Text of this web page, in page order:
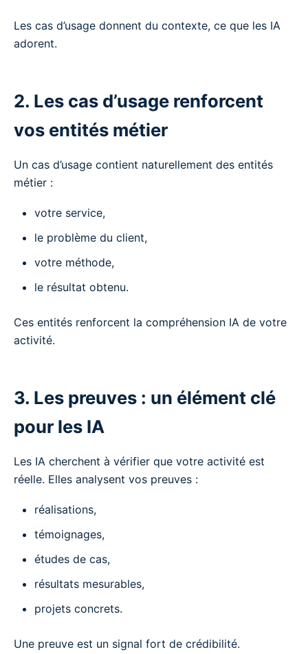
Les cas d’usage donnent du contexte, ce que les IA
adorent.
2. Les cas d’usage renforcent
vos entités métier
Un cas d’usage contient naturellement des entités
métier :
votre service,
le problème du client,
votre méthode,
le résultat obtenu.
Ces entités renforcent la compréhension IA de votre
activité.
3. Les preuves : un élément clé
pour les IA
Les IA cherchent à vérifier que votre activité est
réelle. Elles analysent vos preuves :
réalisations,
témoignages,
études de cas,
résultats mesurables,
projets concrets.
Une preuve est un signal fort de crédibilité.